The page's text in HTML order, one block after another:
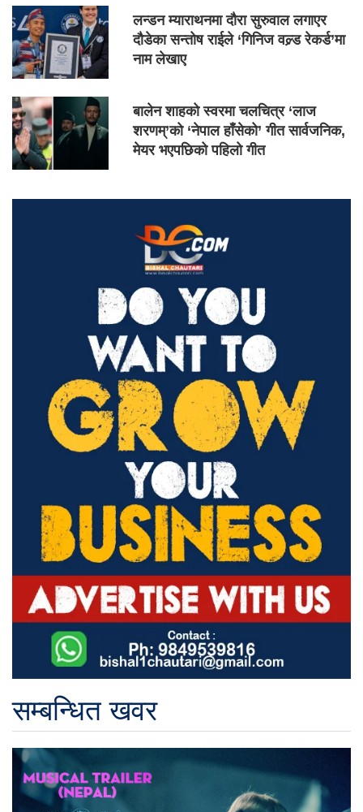
लन्डन म्याराथनमा दौरा सुरुवाल लगाएर
दौडेका सन्तोष राईले ‘गिनिज वल्र्ड रेकर्ड’मा
नाम लेखाए
बालेन शाहको स्वरमा चलचित्र ‘लाज
शरणम्’को ‘नेपाल हाँसेको’ गीत सार्वजनिक,
मेयर भएपछिको पहिलो गीत
सम्बन्धित खवर